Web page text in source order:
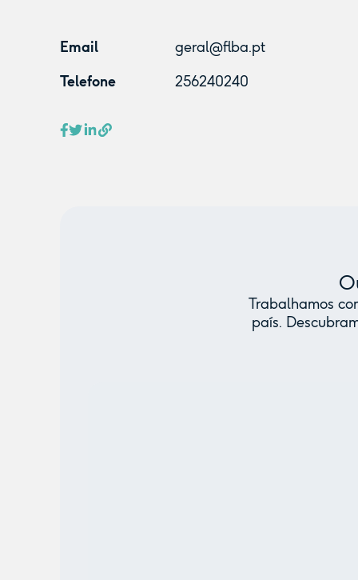
Email
geral@flba.pt
Telefone
256240240
Trabalhamos
país.